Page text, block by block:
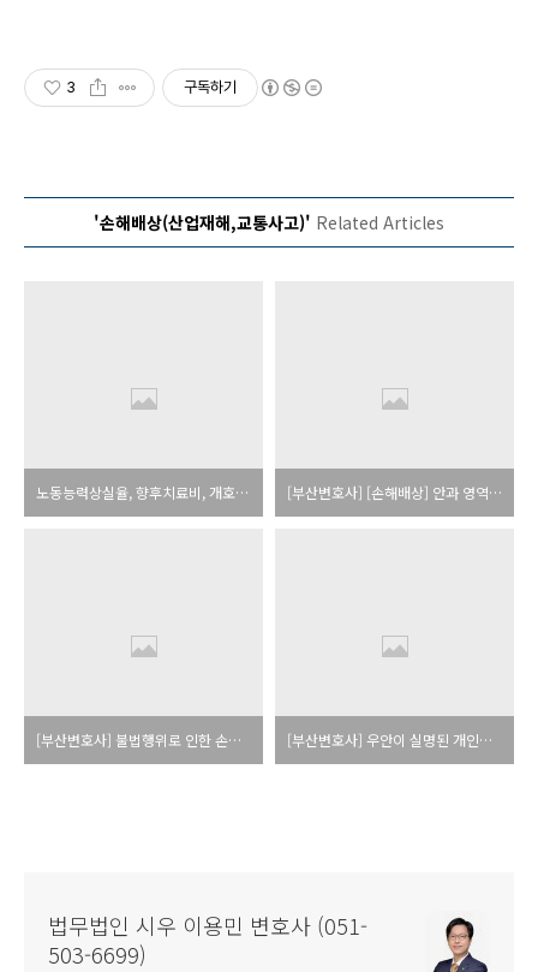
3 구독하기
'손해배상(산업재해,교통사고)' Related Articles
노동능력상실율, 향후치료비, 개호비 등을 입증하기 위한 신체감정의 신청 [부산민사변호사][부산산업재해변호사][부산교통사고변호사] [부산변호사] [손해배상] 안과 영역의 신체장해로 인한 노동능력상실률의 결정기준 [부산민사변호사]
[부산변호사] 불법행위로 인한 손해배상사건에서 일실수익의 산정방법(좌안실명 40% 인정판례) [부산변호사] 우안이 실명된 개인택시운송사업자의 노동능력상실율의 인정에 채증법칙위반 또는 경험칙위반의 위법이 있다 하여 원심판결을 파기한 사례
법무법인 시우 이용민 변호사 (051-
503-6699)